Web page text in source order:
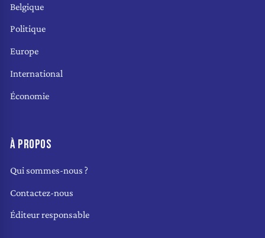
Belgique
Politique
Europe
International
Économie
À PROPOS
Qui sommes-nous ?
Contactez-nous
Éditeur responsable